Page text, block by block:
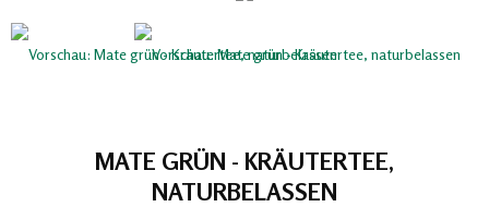
MATE GRÜN - KRÄUTERTEE,
NATURBELASSEN